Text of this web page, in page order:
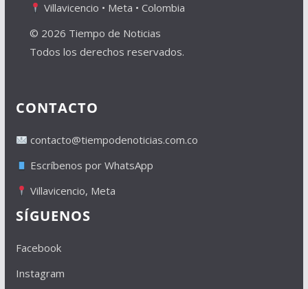
Villavicencio • Meta • Colombia
© 2026 Tiempo de Noticias
Todos los derechos reservados.
CONTACTO
contacto@tiempodenoticias.com.co
Escríbenos por WhatsApp
Villavicencio, Meta
SÍGUENOS
Facebook
Instagram